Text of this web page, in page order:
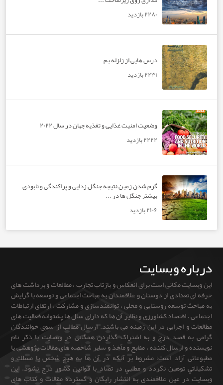
۲۲۸۰ بازدید
درس هایی از زلزله بم
۲۲۳۱ بازدید
وضعیت امنیت غذایی و تغذیه جهان در سال ۲۰۲۲
۲۲۲۲ بازدید
گرم شدن زمین نتیجه جنگل زدایی و پراکندگی و نابودی
بیشتر جنگل ها در ...
۲۱۰۶ بازدید
وبسایت
مکانی است برای انعکاس و بازتاب تجارب ، مطالعات و برداشت های
از دوستان و علاقمندان به مباحث اجتماعی و توسعه با گرایش
توسعه روستایی و محلی ، توانمندسازی و مشارکت ، ارتقای ارتباطات
، اقتصاد کشاورزی و نظایر آن ها که دارای سال ها پشتوانه فعالیت های
و اجرایی در این زمینه می باشند. ارسال مطالب از سوی خوانندگان
قصد درج و به اشتراک گذاردن همگانی در وبسایت با ذکر نام
و ارسال کننده ، منابع و مآخذ و سایر شاخصه های مقالات پژوهشی یا
آزاد است؛ مشروط بر آنكه در آن ها به هيچ شخص يا مسلك و
توهين نگردد و مطلبي در تضاد با قوانين كشور درج نشود. این
عین علاقمندی به انتشار رایگان و گسترده مقالات و کتاب های